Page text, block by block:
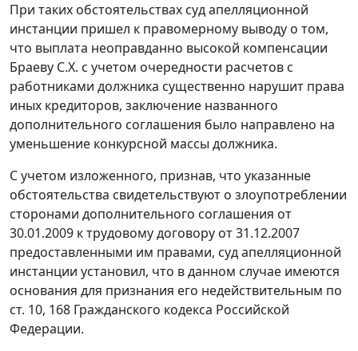
При таких обстоятельствах суд апелляционной
инстанции пришел к правомерному выводу о том,
что выплата неоправданно высокой компенсации
Браеву С.Х. с учетом очередности расчетов с
работниками должника существенно нарушит права
иных кредиторов, заключение названного
дополнительного соглашения было направлено на
уменьшение конкурсной массы должника.
С учетом изложенного, признав, что указанные
обстоятельства свидетельствуют о злоупотреблении
сторонами дополнительного соглашения от
30.01.2009 к трудовому договору от 31.12.2007
предоставленными им правами, суд апелляционной
инстанции установил, что в данном случае имеются
основания для признания его недействительным по
ст. 10, 168 Гражданского кодекса Российской
Федерации.